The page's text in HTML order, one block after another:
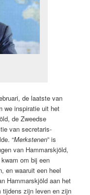
de laatste van
we inspiratie uit het
de Zweedse
van secretaris-
“Merkstenen” is
van Hammarskjöld,
om bij een
en waaruit een heel
Hammarskjöld aan het
tijdens zijn leven en zijn